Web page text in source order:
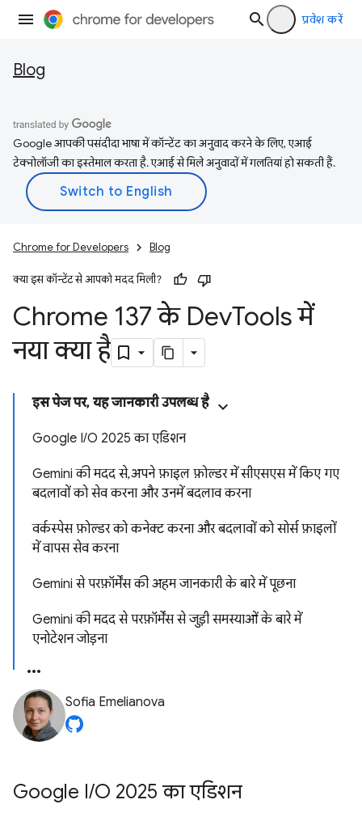
प्रवेश करें
Blog
Google आपकी पसंदीदा भाषा में कॉन्टेंट का अनुवाद करने के लिए, एआई
टेक्नोलॉजी का इस्तेमाल करता है. एआई से मिले अनुवादों में गलतियां हो सकती हैं.
Chrome for Developers Blog
क्या इस कॉन्टेंट से आपको मदद मिली?
Chrome 137 के DevTools में
नया क्या है
इस पेज पर, यह जानकारी उपलब्ध है
Google I/O 2025 का एडिशन
Gemini की मदद से, अपने फ़ाइल फ़ोल्डर में सीएसएस में किए गए
बदलावों को सेव करना और उनमें बदलाव करना
वर्कस्पेस फ़ोल्डर को कनेक्ट करना और बदलावों को सोर्स फ़ाइलों
में वापस सेव करना
Gemini से परफ़ॉर्मेंस की अहम जानकारी के बारे में पूछना
Gemini की मदद से परफ़ॉर्मेंस से जुड़ी समस्याओं के बारे में
एनोटेशन जोड़ना
Sofia Emelianova
Google I/O 2025 का एडिशन